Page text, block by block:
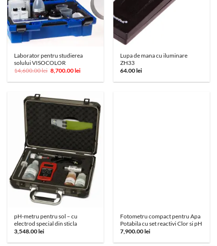
Laborator pentru studierea
solului VISOCOLOR
14,600.00lei Prețul
inițial
a
8,700.00leiPrețul
este:
Lupa de mana cu iluminare
ZH33
64.00lei
pH-metru pentru sol – cu
electrod special din sticla
3,548.00lei
Fotometru compact pentru Apa
Potabila cu set reactivi Clor si pH
7,900.00lei